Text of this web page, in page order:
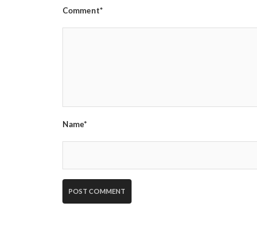
Comment*
Name*